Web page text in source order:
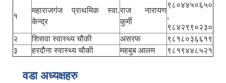
१
महाराजगंज प्राथमिक स्वा.
केन्द्र
राज नारायण
कुर्मी
९८०४४५०६५०
,
९८४२९९०२३०
२
शिसवा स्वास्थ्य चौकी असरफ
९८१८०३६६१९
३
हरदौना स्वास्थ्य चौकी महबुब आलम ९८१९४४८५२१
वडा अध्यक्षहरु